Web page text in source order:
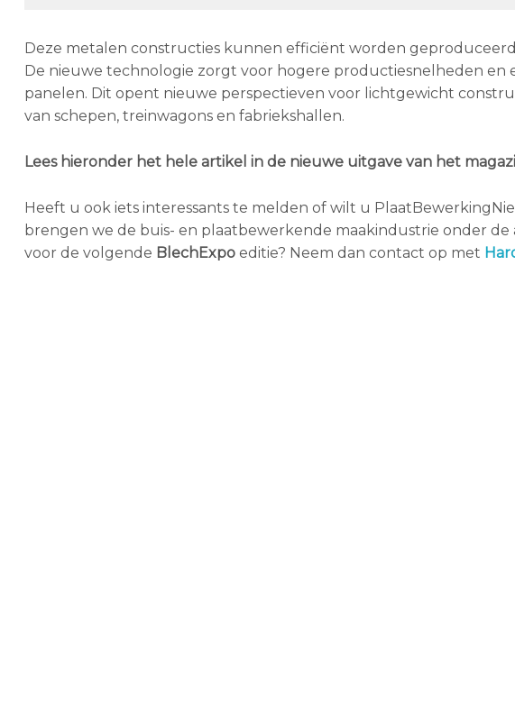
Deze metalen constructies kunnen efficiënt worden
De nieuwe technologie zorgt voor hogere productiesnelheden en
panelen. Dit opent nieuwe perspectieven voor lichtgewicht
van schepen, treinwagons en fabriekshallen.
Lees hieronder het hele artikel in de nieuwe uitgave van het
Heeft u ook iets interessants te melden of wilt u
brengen we de buis- en plaatbewerkende maakindustrie onder
voor de volgende BlechExpoeditie? Neem dan contact op met